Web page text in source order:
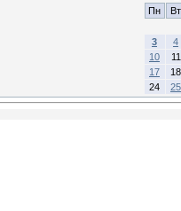
Пн
Вт
3
4
10
11
17
18
24
25